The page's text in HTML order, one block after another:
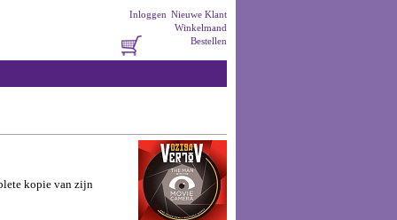
Nieuwe Klant
Inloggen
Winkelmand
Bestellen
kopie van zijn